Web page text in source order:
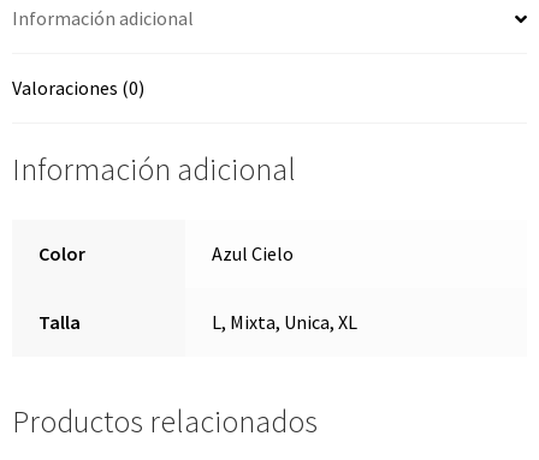
Información adicional
Valoraciones (0)
Información adicional
Color Azul Cielo
Talla L, Mixta, Unica, XL
Productos relacionados